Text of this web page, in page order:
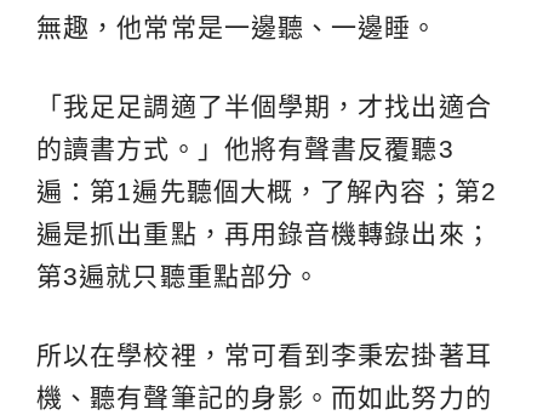
無趣，他常常是一邊聽、一邊睡。
「我足足調適了半個學期，才找出適合
的讀書方式。」他將有聲書反覆聽3
遍：第1遍先聽個大概，了解內容；第2
遍是抓出重點，再用錄音機轉錄出來；
第3遍就只聽重點部分。
所以在學校裡，常可看到李秉宏掛著耳
機、聽有聲筆記的身影。而如此努力的